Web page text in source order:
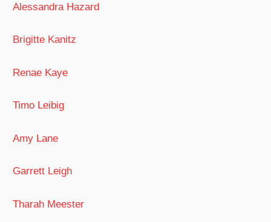
Alessandra Hazard
Brigitte Kanitz
Renae Kaye
Timo Leibig
Amy Lane
Garrett Leigh
Tharah Meester